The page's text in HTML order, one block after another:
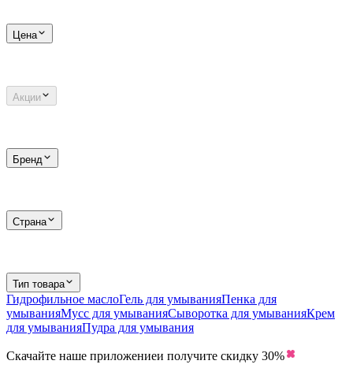
Цена
Акции
Бренд
Страна
Тип товара
Гидрофильное маслоГель для умыванияПенка для
умыванияМусс для умыванияСыворотка для умыванияКрем
для умыванияПудра для умывания
Скачайте наше приложениеи получите скидку 30%